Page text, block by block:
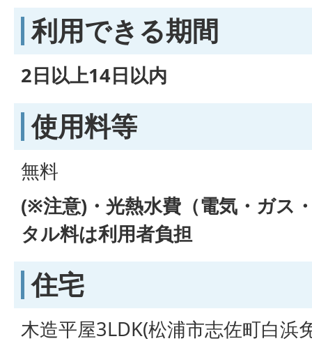
利用できる期間
2日以上14日以内
使用料等
無料
(※注意)・光熱水費（電気・ガス
タル料は利用者負担
住宅
木造平屋3LDK(松浦市志佐町白浜